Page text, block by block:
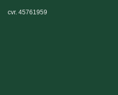
cvr. 45761959